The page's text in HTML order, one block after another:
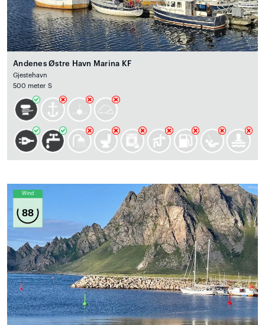
Andenes Østre Havn Marina KF
Gjestehavn
500 meter S
Wind
88